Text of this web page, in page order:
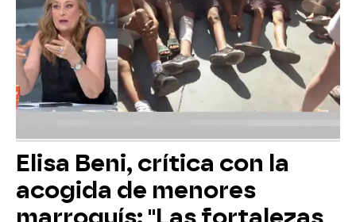
Elisa Beni, crítica con la
acogida de menores